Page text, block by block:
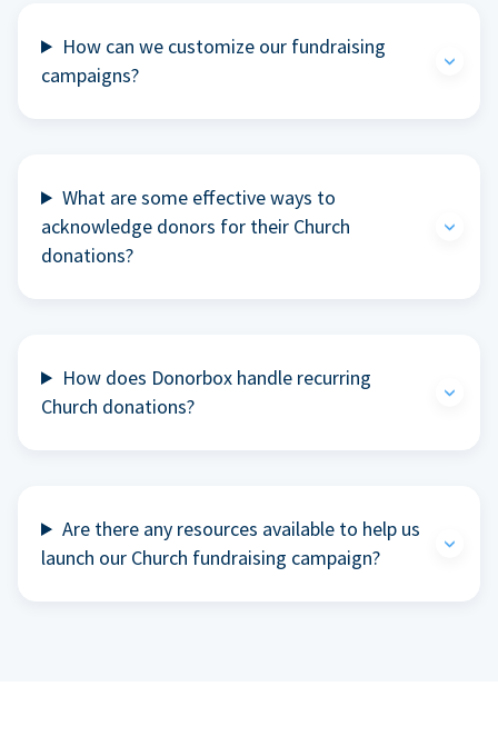
How can we customize our fundraising
campaigns?
What are some effective ways to
acknowledge donors for their Church
donations?
How does Donorbox handle recurring
Church donations?
Are there any resources available to help us
launch our Church fundraising campaign?